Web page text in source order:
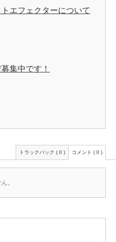
エフェクターについて
集中です！
トラックバック ( 0 ) コメント ( 0 )
。